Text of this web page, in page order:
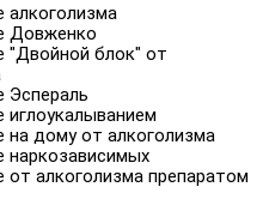
алкоголизма
Довженко
"Двойной блок" от
Эспераль
иглоукалыванием
на дому от алкоголизма
наркозависимых
от алкоголизма препаратом